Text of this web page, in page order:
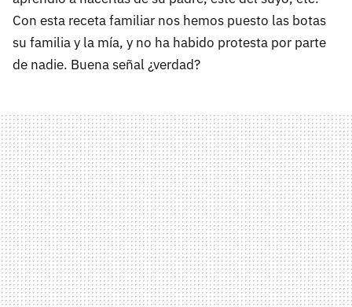
Con esta receta familiar nos hemos puesto las botas
su familia y la mía, y no ha habido protesta por parte
de nadie. Buena señal ¿verdad?